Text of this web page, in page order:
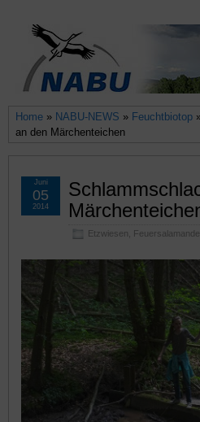
Home » NABU-NEWS » Feuchtbiotop
an den Märchenteichen
Etzwiesen
Juni
05
2014